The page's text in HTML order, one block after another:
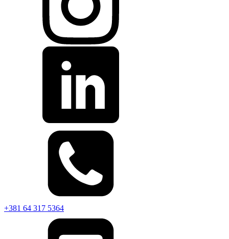
+381 64 317 5364